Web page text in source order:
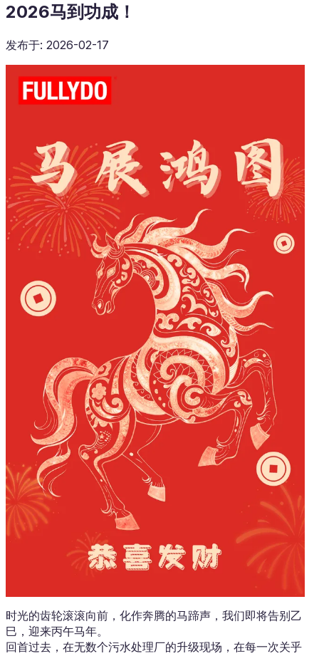
2026马到功成！
发布于: 2026-02-17
时光的齿轮滚滚向前，化作奔腾的马蹄声，我们即将告别乙
巳，迎来丙午马年。
回首过去，在无数个污水处理厂的升级现场，在每一次关乎